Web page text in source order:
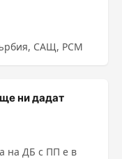
САЩ, РСМ
ни дадат
на ДБ с ПП е в